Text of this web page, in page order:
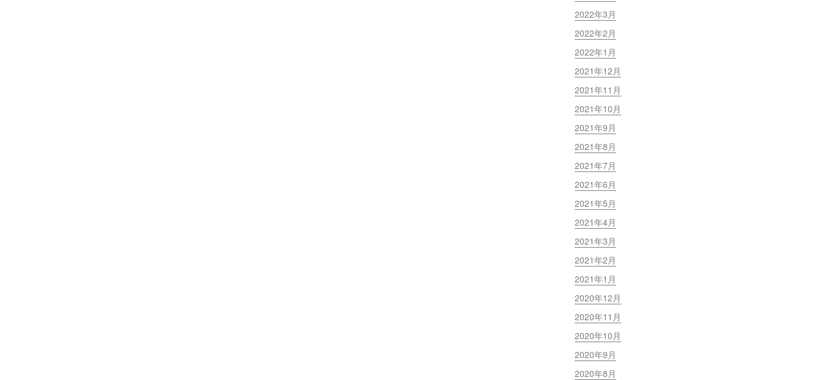
2022年3月
2022年2月
2022年1月
2021年12月
2021年11月
2021年10月
2021年9月
2021年8月
2021年7月
2021年6月
2021年5月
2021年4月
2021年3月
2021年2月
2021年1月
2020年12月
2020年11月
2020年10月
2020年9月
2020年8月